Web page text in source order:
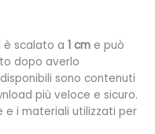
è scalato a 1 cm e può
dopo averlo
sono contenuti
più veloce e sicuro.
e i materiali utilizzati per